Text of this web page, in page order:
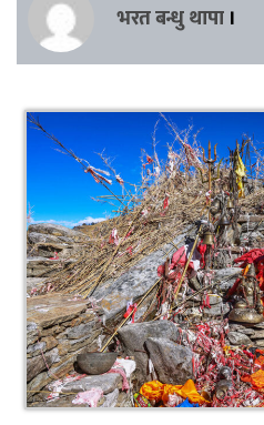
भरत बन्धु थापा ।